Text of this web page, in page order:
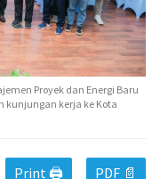
Proyek dan Energi Baru
kunjungan kerja ke Kota
Print 🖨
PDF 📄